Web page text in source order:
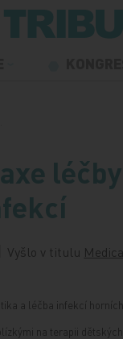
Vyšlo v titulu
a léčba infekcí
na terapii